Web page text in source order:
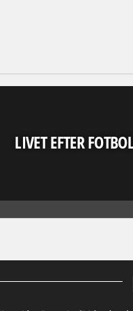
LIVET EFTER